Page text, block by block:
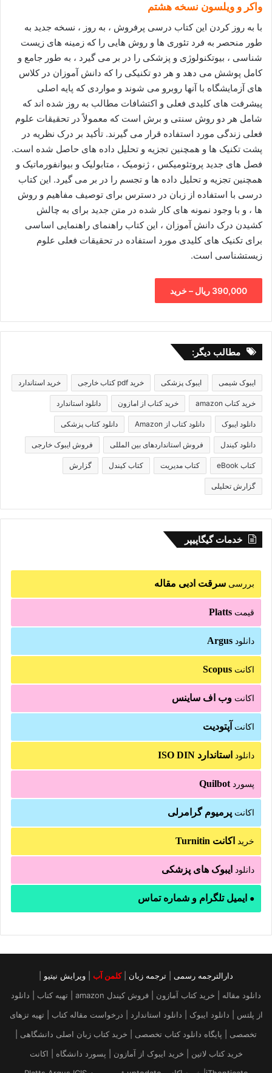
واکر و ویلسون نسخه هشتم
با به روز کردن این کتاب درسی پرفروش ، به روز ، نسخه جدید به
طور منحصر به فرد تئوری ها و روش هایی را که زمینه های زیست
شناسی ، بیوتکنولوژی و پزشکی را در بر می گیرد ، به طور جامع و
کامل پوشش می دهد و هر دو تکنیکی را که دانش آموزان در کلاس
های آزمایشگاه با آنها روبرو می شوند و مواردی که پایه اصلی
پیشرفت های کلیدی فعلی و اکتشافات مطالب به روز شده اند که
شامل هر دو روش سنتی و برش است که معمولاً در تحقیقات علوم
فعلی زندگی مورد استفاده قرار می گیرند. تأکید بر درک نظریه در
پشت تکنیک ها و همچنین تجزیه و تحلیل داده های حاصل شده است.
فصل های جدید پروتئومیکس ، ژنومیک ، متابولیک و بیوانفورماتیک و
همچنین تجزیه و تحلیل داده ها و تجسم را در بر می گیرد. این کتاب
درسی با استفاده از زبان در دسترس برای توصیف مفاهیم و روش
ها ، و با وجود نمونه های کار شده در متن جدید برای به چالش
کشیدن درک دانش آموزان ، این کتاب راهنمای راهنمایی اساسی
برای تکنیک های کلیدی مورد استفاده در تحقیقات فعلی علوم
زیستشناسی است.
390,000 ریال – خرید
مطالب دیگر:
ایبوک شیمی ایبوک پزشکی خرید pdf کتاب خارجی خرید استاندارد
خرید کتاب amazon خرید کتاب از امازون دانلود استاندارد
دانلود ایبوک دانلود کتاب از Amazon دانلود کتاب پزشکی
دانلود کیندل فروش استانداردهای بین المللی فروش ایبوک خارجی
کتاب eBook کتاب مدیریت کتاب کیندل گزارش
گزارش تحلیلی
خدمات گیگاپیپر
بررسی سرقت ادبی مقاله
قیمت Platts
دانلود Argus
اکانت Scopus
اکانت وب اف ساینس
اکانت آپتودیت
دانلود استاندارد ISO DIN
پسورد Quilbot
اکانت پرمیوم گرامرلی
خرید اکانت Turnitin
دانلود ایبوک های پزشکی
● ایمیل تلگرام و شماره تماس
دارالترجمه رسمی ترجمه زبان |کلمن آب ویرایش نیتیو
دانلود مقاله | خرید کتاب آمازون | فروش کیندل amazon | تهیه کتاب | دانلود
از پلتس | دانلود ایبوک | دانلود استاندارد | درخواست مقاله کتاب | تهیه تزهای
تخصصی | پایگاه دانلود کتاب تخصصی | خرید کتاب زبان اصلی دانشگاهی |
خرید کتاب لاتین | خرید ایبوک از آمازون | پسورد دانشگاه | اکانت